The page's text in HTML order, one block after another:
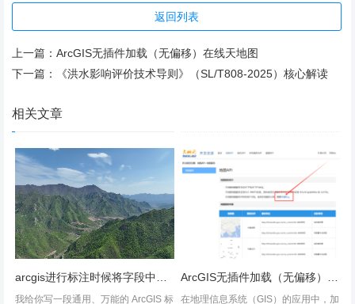
图1 创建符号库
口右侧空白处右击选择【New】中的【Marker Symbo
l】，弹出在符号属性编辑器对话框，即可编辑点状符
号；
返回列表
上一篇： ArcGIS无插件加载（无偏移）在线天地图
下一篇：
《洪水影响评价技术导则》（SL/T808-2025）核心解读
相关文章
我给你写一段通用、万能的 ArcGIS 标
在地理信息系统（GIS）的应用中，加